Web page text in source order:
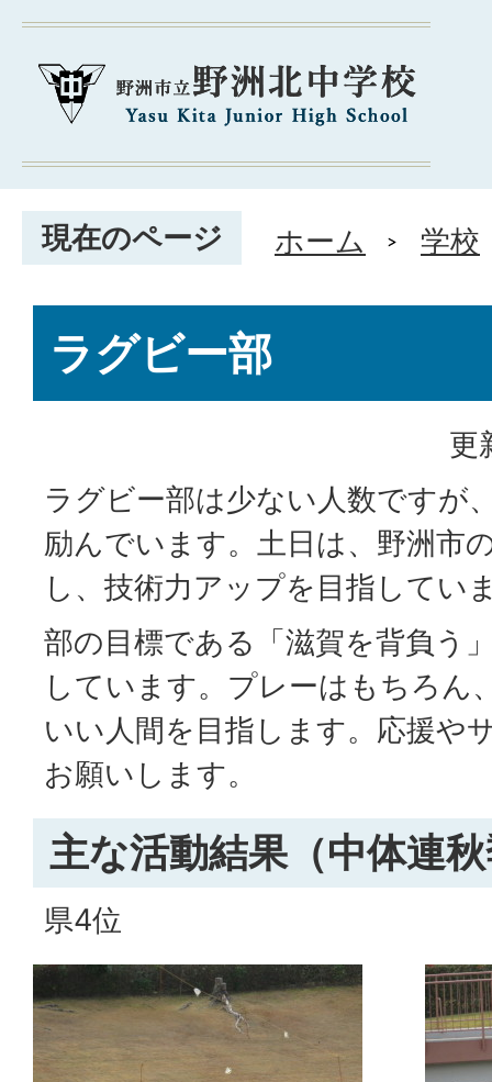
現在のページ ホーム 学校
ラグビー部
更
ラグビー部は少ない人数ですが
励んでいます。土日は、野洲市
し、技術力アップを目指してい
部の目標である「滋賀を背負う
しています。プレーはもちろん
いい人間を目指します。応援や
お願いします。
主な活動結果（中体連
県4位